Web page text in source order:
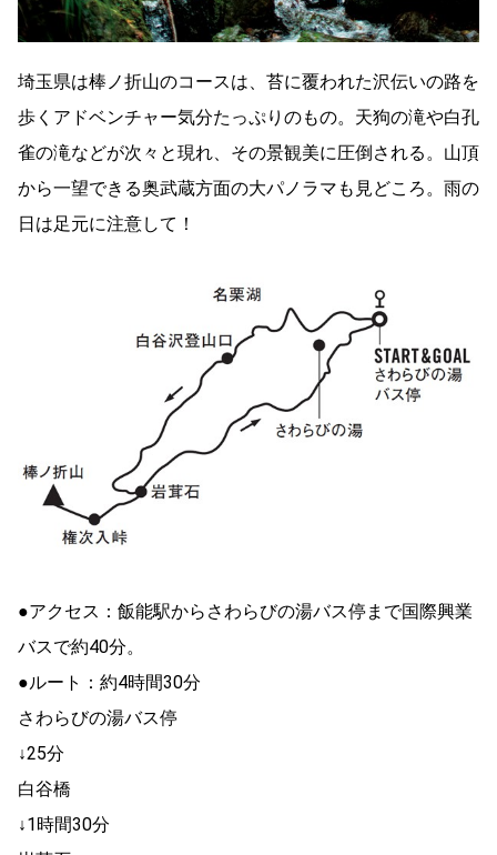
埼玉県は棒ノ折山のコースは、苔に覆われた沢伝いの路を
歩くアドベンチャー気分たっぷりのもの。天狗の滝や白孔
雀の滝などが次々と現れ、その景観美に圧倒される。山頂
から一望できる奥武蔵方面の大パノラマも見どころ。雨の
日は足元に注意して！
●アクセス：飯能駅からさわらびの湯バス停まで国際興業
バスで約40分。
●ルート：約4時間30分
さわらびの湯バス停
↓25分
白谷橋
↓1時間30分